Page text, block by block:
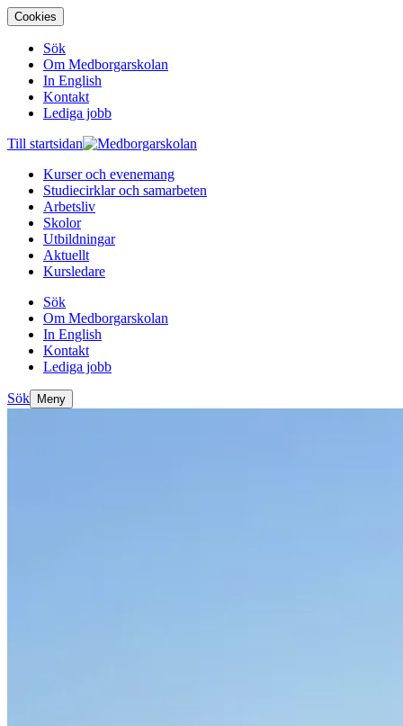
Cookies
Sök
Om Medborgarskolan
In English
Kontakt
Lediga jobb
Till startsidan
Kurser och evenemang
Studiecirklar och samarbeten
Arbetsliv
Skolor
Utbildningar
Aktuellt
Kursledare
Sök
Om Medborgarskolan
In English
Kontakt
Lediga jobb
Sök Meny